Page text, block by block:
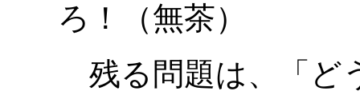
ろ！（無茶）
残る問題は、「ど